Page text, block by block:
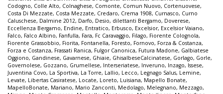
Codogno, Colle Alto, Colnaghese, Comonte, Comun Nuovo, Cortenuovese,
Costa Di Mezzate, Costa Mezzate, Credaro, Crema 1908, Curnasco, Curno
Caluschese, Dalmine 2012, Darfo, Desio, dilettanti Bergamo, Doverese,
Eccellenza Bergamo, Endine, Entratico, Erbusco, Excelsior, Excelsior Vaiano,
Falco, Falco Albino, Fanfulla, Fara, Fc Caravaggio, Filago, Fiorente Colognola,
Fiorente Grassobbio, Fiorita, Fontanella, Foresto, Fornovo, Forza & Costanza,
Forza e Costanza, Frassati Ranica, Fulgor Canonica, Futura Madone, Galbiatese
Oggiono, Gandinese, Gavarnese, Ghiaie, GhisalbeseCalcinatese, Gorlago, Gorle,
Governolese, Gozzano, Grumellese, Interseriatese, Inveruno, Inzago, Issese,
Juventina Covo, La Sportiva, La Torre, Lallio, Lecco, Legnago Salus, Lemine,
Levate, Libertas Casiratese, Locate, Loreto, Luisiana, Mapello Bonate,
MapelloBonate, Mariano, Mario Zanconti, Medolago, Melegnano, Mezzago,